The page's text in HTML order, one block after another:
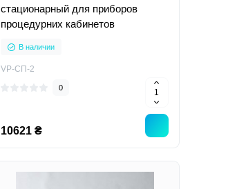
стационарный для приборов
процедурних кабинетов
В наличии
VP-СП-2
0
10621 ₴